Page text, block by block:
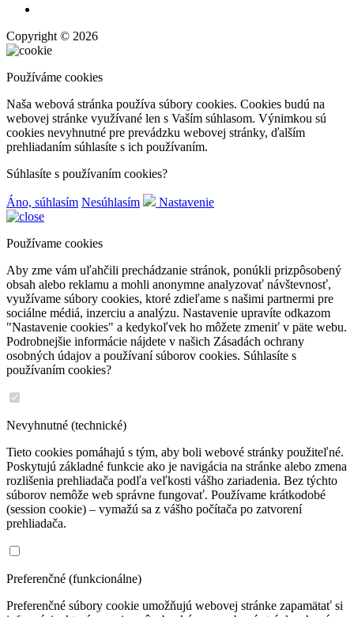
Copyright © 2026
Používáme cookies
Naša webová stránka používa súbory cookies. Cookies budú na
webovej stránke využívané len s Vaším súhlasom. Výnimkou sú
cookies nevyhnutné pre prevádzku webovej stránky, ďalším
prehliadaním súhlasíte s ich používaním.
Súhlasíte s používaním cookies?
Áno, súhlasím Nesúhlasím Nastavenie
Používame cookies
Aby zme vám uľahčili prechádzanie stránok, ponúkli prizpôsobený
obsah alebo reklamu a mohli anonymne analyzovať návštevnosť,
využívame súbory cookies, ktoré zdieľame s našimi partnermi pre
sociálne médiá, inzerciu a analýzu. Nastavenie upravíte odkazom
"Nastavenie cookies" a kedykoľvek ho môžete zmeniť v päte webu.
Podrobnejšie informácie nájdete v našich Zásadách ochrany
osobných údajov a používaní súborov cookies. Súhlasíte s
používaním cookies?
Nevyhnutné (technické)
Tieto cookies pomáhajú s tým, aby boli webové stránky použiteľné.
Poskytujú základné funkcie ako je navigácia na stránke alebo zmena
rozlišenia prehliadača podľa veľkosti vášho zariadenia. Bez týchto
súborov nemôže web správne fungovať. Používame krátkodobé
(session cookie) – vymažú sa z vášho počítača po zatvorení
prehliadača.
Preferenčné (funkcionálne)
Preferenčné súbory cookie umožňujú webovej stránke zapamätať si